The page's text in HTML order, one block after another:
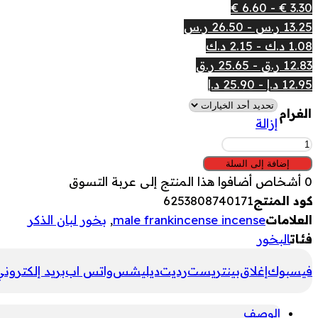
3.30 € - 6.60 €
13.25 ر.س - 26.50 ر.س
1.08 د.ك - 2.15 د.ك
12.83 ر.ق - 25.65 ر.ق
12.95 د.إ - 25.90 د.إ
الغرام
إزالة
كمية
بخور
لبان
الذكر
إضافة إلى السلة
0 أشخاص أضافوا هذا المنتج إلى عربة التسوق
كود المنتج6253808740171
العلاماتmale frankincense incense
, بخور لبان الذكر
فئاتالبخور
فيسبوكإغلاقبينتريسترديتديليشسواتس اببريد
الوصف